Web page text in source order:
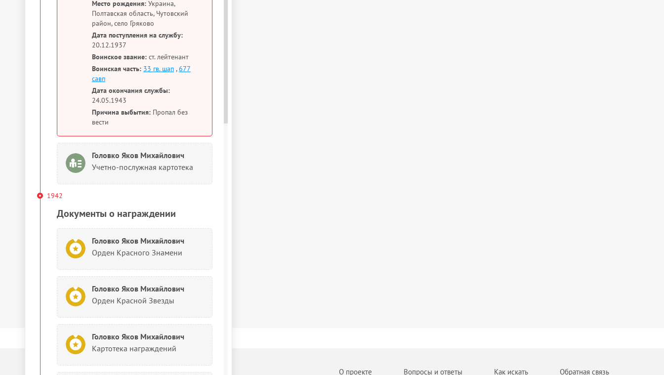
Место рождения: Украина,
Полтавская область, Чутовский
район, село Гряково
Дата поступления на службу:
20.12.1937
Воинское звание: ст. лейтенант
Воинская часть: 33 гв. шап ,677
савп
Дата окончания службы:
24.05.1943
Причина выбытия: Пропал без
вести
Головко Яков Михайлович
Учетно-послужная картотека
1942
Документы о награждении
Головко Яков Михайлович
Орден Красного Знамени
Головко Яков Михайлович
Орден Красной Звезды
Головко Яков Михайлович
Картотека награждений
О проекте Вопросы и ответы Как искать Обратная связь